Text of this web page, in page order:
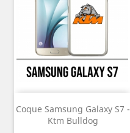
Coque Samsung Galaxy S7 -
Ktm Bulldog